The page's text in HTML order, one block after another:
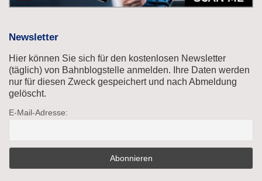
Newsletter
Hier können Sie sich für den kostenlosen Newsletter
(täglich) von Bahnblogstelle anmelden. Ihre Daten werden
nur für diesen Zweck gespeichert und nach Abmeldung
gelöscht.
E-Mail-Adresse: